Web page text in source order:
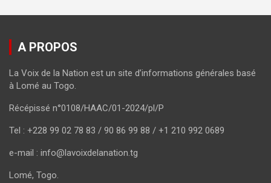
A PROPOS
La Voix de la Nation est un site d’informations générales basé
à Lomé au Togo.
Récépissé n°0108/HAAC/01-2024/pl/P
Tel : +228 99 02 78 83 / 90 86 99 88 / +1 210 992 0689
e-mail : info@lavoixdelanation.tg
Lomé, Togo.